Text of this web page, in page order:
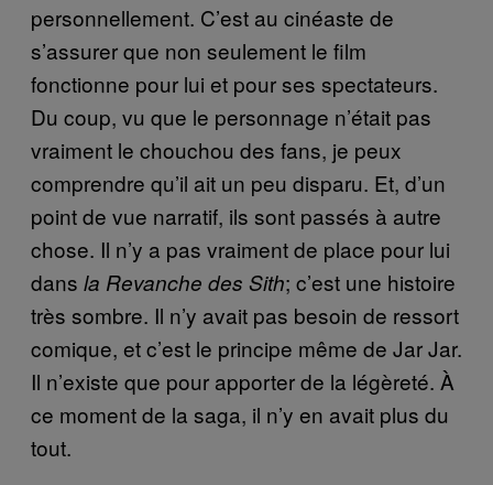
personnellement. C’est au cinéaste de
s’assurer que non seulement le film
fonctionne pour lui et pour ses spectateurs.
Du coup, vu que le personnage n’était pas
vraiment le chouchou des fans, je peux
comprendre qu’il ait un peu disparu. Et, d’un
point de vue narratif, ils sont passés à autre
chose. Il n’y a pas vraiment de place pour lui
dans la Revanche des Sith; c’est une histoire
très sombre. Il n’y avait pas besoin de ressort
comique, et c’est le principe même de Jar Jar.
Il n’existe que pour apporter de la légèreté. À
ce moment de la saga, il n’y en avait plus du
tout.